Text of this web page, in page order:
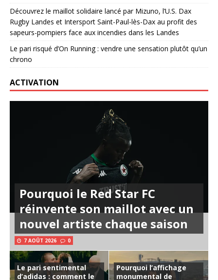
Découvrez le maillot solidaire lancé par Mizuno, l’U.S. Dax
Rugby Landes et Intersport Saint-Paul-lès-Dax au profit des
sapeurs-pompiers face aux incendies dans les Landes
Le pari risqué d’On Running : vendre une sensation plutôt qu’un
chrono
ACTIVATION
Pourquoi le Red Star FC
réinvente son maillot avec un
nouvel artiste chaque saison
7 AOÛT 2026 0
Le pari sentimental
d’adidas : comment le
Pourquoi l’affichage
monumental de